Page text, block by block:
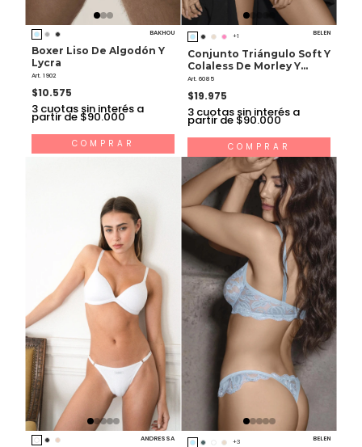
BAKHOU
Boxer Liso De Algodón Y
Lycra
Art. 1902
$10.575
3 cuotas sin interés a
partir de $90.000
COMPRAR
+1 BELEN
Conjunto Triángulo Soft Y
Colaless De Morley Y
Puntilla
Art. 6085
$19.975
3 cuotas sin interés a
partir de $90.000
COMPRAR
ANDRESSA +3 BELEN